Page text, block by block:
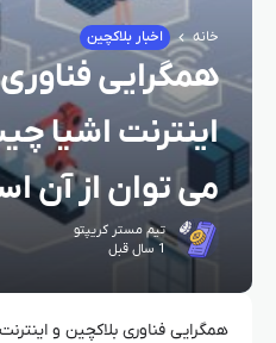
خانه اخبار بلاکچین
همگرایی
اینترنت اشیا
می‌ توان از آن
تیم مستر کریپتو
1 سال قبل